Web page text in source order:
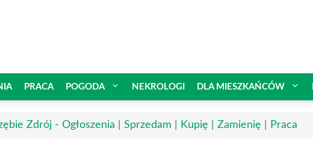
PRACA POGODA NEKROLOGI DLA MIESZKAŃCÓW
Zdrój - Ogłoszenia | Sprzedam | Kupię | Zamienię | Praca